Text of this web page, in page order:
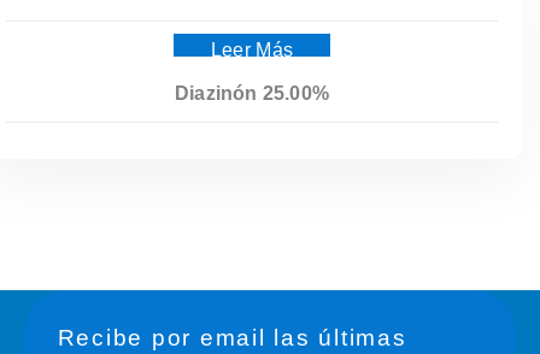
Leer Más
Diazinón 25.00%
Recibe por email las últimas